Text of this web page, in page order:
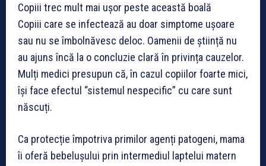
Copiii trec mult mai ușor peste această boală
Copiii care se infectează au doar simptome ușoare
sau nu se îmbolnăvesc deloc. Oamenii de știință nu
au ajuns încă la o concluzie clară în privința cauzelor.
Mulți medici presupun că, în cazul copiilor foarte mici,
își face efectul “sistemul nespecific” cu care sunt
născuți.
Ca protecție împotriva primilor agenți patogeni, mama
îi oferă bebelușului prin intermediul laptelui matern